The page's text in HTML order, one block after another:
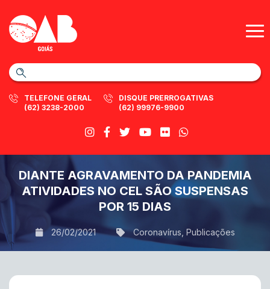
TELEFONE GERAL
(62) 3238-2000
DISQUE PRERROGATIVAS
(62) 99976-9900
DIANTE AGRAVAMENTO DA PANDEMIA
ATIVIDADES NO CEL SÃO SUSPENSAS
POR 15 DIAS
26/02/2021 Coronavírus Publicações